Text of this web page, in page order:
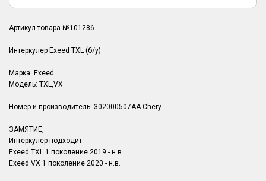
Артикул товара №101286
Интеркулер Exeed TXL (б/у)
Марка: Exeed
Модель: TXL,VX
Номер и производитель: 302000507AA Chery
ЗАМЯТИЕ,
Интеркулер подходит:
Exeed TXL 1 поколение 2019 - н.в.
Exeed VX 1 поколение 2020 - н.в.